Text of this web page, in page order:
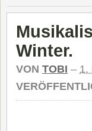
Winter.
VON TOBI – 1.